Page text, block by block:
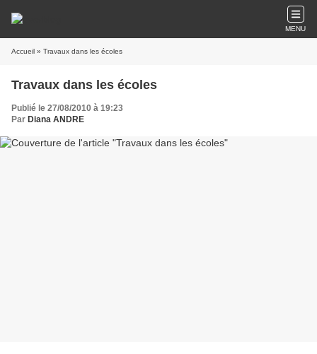
MENU
Accueil » Travaux dans les écoles
Travaux dans les écoles
Publié le 27/08/2010 à 19:23
Par Diana ANDRE